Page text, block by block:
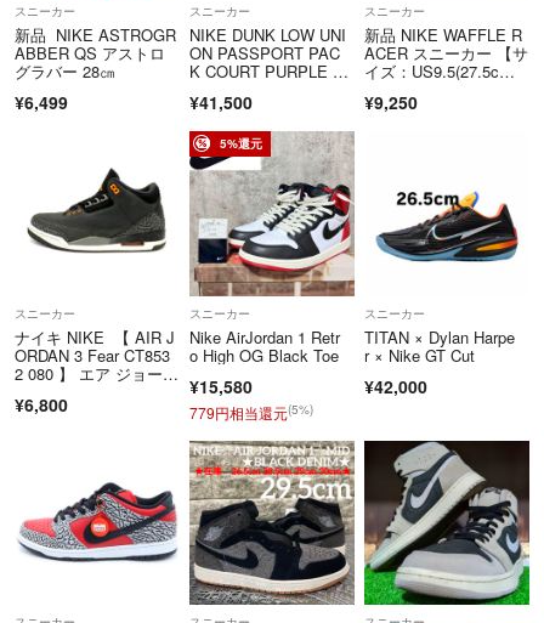
スニーカー
新品 NIKE ASTROGR
ABBER QS アストロ
グラバー 28㎝
¥6,499
スニーカー
NIKE DUNK LOW UNI
ON PASSPORT PAC
K COURT PURPLE 31
¥41,500
スニーカー
新品 NIKE WAFFLE R
ACER スニーカー 【サ
イズ：US9.5(27.5c
300 ワッフルレーサ
¥9,250
スニーカー
ナイキ NIKE 【 AIR J
ORDAN 3 Fear CT853
2 080 】 エア ジョーダ
ク スニーカー n11665
¥6,800
5%還元
スニーカー
Nike AirJordan 1 Retr
o High OG Black Toe
¥15,580
779円相当還元(5%)
スニーカー
TITAN × Dylan Harpe
r × Nike GT Cut
¥42,000